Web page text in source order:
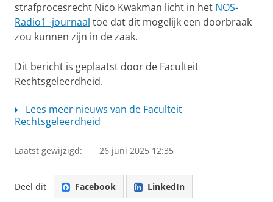
strafprocesrecht Nico Kwakman licht in het NOS-
Radio1 -journaal toe dat dit mogelijk een doorbraak
zou kunnen zijn in de zaak.
Dit bericht is geplaatst door de Faculteit
Rechtsgeleerdheid.
Lees meer nieuws van de Faculteit
Rechtsgeleerdheid
Laatst gewijzigd: 26 juni 2025 12:35
Deel dit Facebook LinkedIn